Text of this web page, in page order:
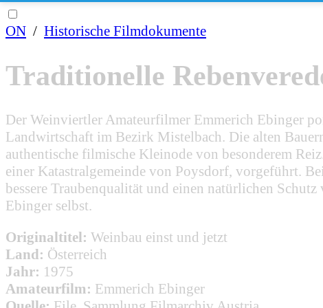
ON / Historische Filmdokumente
Traditionelle
Der Weinviertler Amateurfilmer Emmerich Ebinger
Landwirtschaft im Bezirk Mistelbach. Die alten
authentische filmische Kleinode von besonderem
einer Katastralgemeinde von Poysdorf, vorgeführt.
bessere Traubenqualität und einen natürlichen
Ebinger selbst.
Originaltitel: Weinbau einst und jetzt
Land: Österreich
Jahr: 1975
Amateurfilm: Emmerich Ebinger